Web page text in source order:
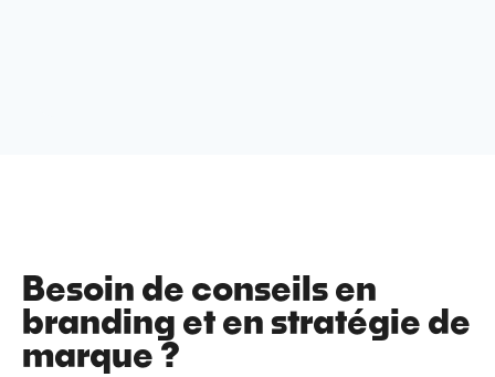
Besoin de conseils en
branding et en stratégie de
marque ?